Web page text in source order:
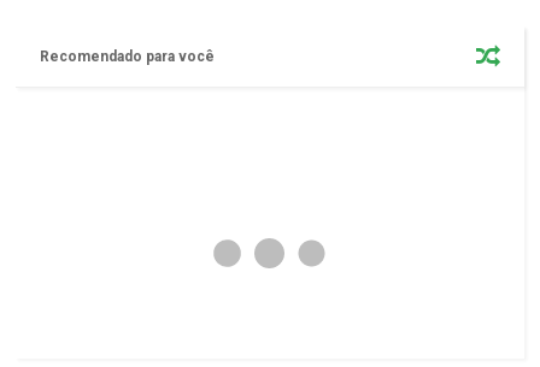
Recomendado para você